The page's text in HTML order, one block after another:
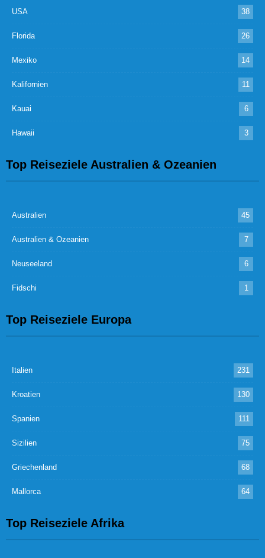
USA 38
Florida 26
Mexiko 14
Kalifornien 11
Kauai 6
Hawaii 3
Top Reiseziele Australien & Ozeanien
Australien 45
Australien & Ozeanien 7
Neuseeland 6
Fidschi 1
Top Reiseziele Europa
Italien 231
Kroatien 130
Spanien 111
Sizilien 75
Griechenland 68
Mallorca 64
Top Reiseziele Afrika